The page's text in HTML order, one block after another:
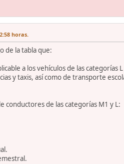
horas.
de la tabla que:
a los vehículos de las
y taxis, así como de transporte
conductores de las categorías M1 y L: